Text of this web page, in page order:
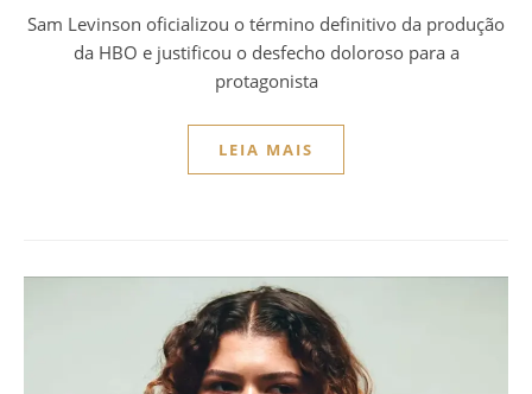
Sam Levinson oficializou o término definitivo da produção
da HBO e justificou o desfecho doloroso para a
protagonista
LEIA MAIS